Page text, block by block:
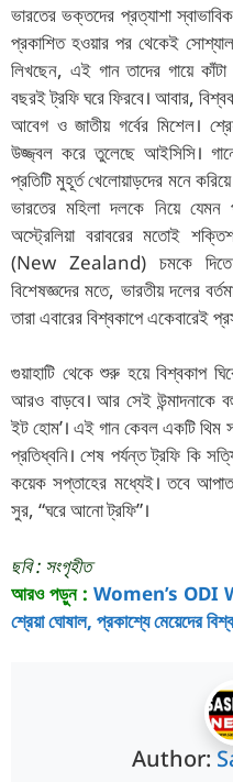
ভারতের ভক্তদের প্রত্যাশা
প্রকাশিত হওয়ার পর থেকেই
লিখছেন, এই গান তাদের গায়ে
বছরই ট্রফি ঘরে ফিরবে। আবার,
আবেগ ও জাতীয় গর্বের মিশেল।
উজ্জ্বল করে তুলেছে আইসিসি।
প্রতিটি মুহূর্ত খেলোয়াড়দের মনে
ভারতের মহিলা দলকে নিয়ে যেমন
অস্ট্রেলিয়া বরাবরের মতোই
(New Zealand) চমকে দিতে
বিশেষজ্ঞদের মতে, ভারতীয় দলের
তারা এবারের বিশ্বকাপে একেবারেই
গুয়াহাটি থেকে শুরু হয়ে বিশ্বকাপ
আরও বাড়বে। আর সেই উন্মাদনাকে
ইট হোম’। এই গান কেবল একটি থিম
প্রতিধ্বনি। শেষ পর্যন্ত ট্রফি কি
কয়েক সপ্তাহের মধ্যেই। তবে
সুর, “ঘরে আনো ট্রফি”।
ছবি : সংগৃহীত
আরও পড়ুন : Women’s ODI
শ্রেয়া ঘোষাল, প্রকাশ্যে মেয়েদের
Author: